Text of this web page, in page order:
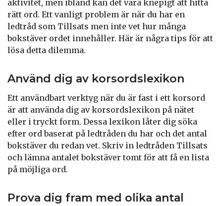
aktivitet, men ibland kan det vara knepigt att hitta
rätt ord. Ett vanligt problem är när du har en
ledtråd som Tillsats men inte vet hur många
bokstäver ordet innehåller. Här är några tips för att
lösa detta dilemma.
Använd dig av korsordslexikon
Ett användbart verktyg när du är fast i ett korsord
är att använda dig av korsordslexikon på nätet
eller i tryckt form. Dessa lexikon låter dig söka
efter ord baserat på ledtråden du har och det antal
bokstäver du redan vet. Skriv in ledtråden Tillsats
och lämna antalet bokstäver tomt för att få en lista
på möjliga ord.
Prova dig fram med olika antal